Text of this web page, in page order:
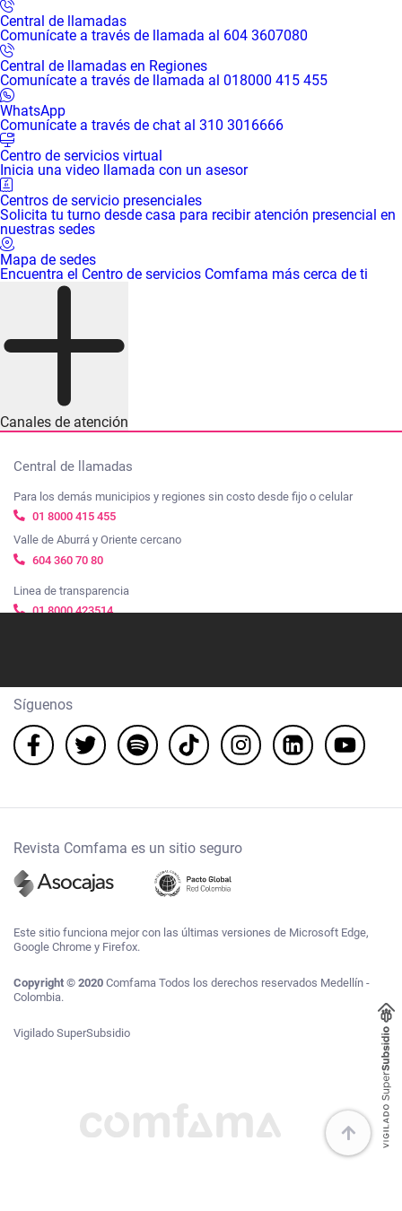
Central de llamadas
Comunícate a través de llamada al 604 3607080
Central de llamadas en Regiones
Comunícate a través de llamada al 018000 415 455
WhatsApp
Comunícate a través de chat al 310 3016666
Centro de servicios virtual
Inicia una video llamada con un asesor
Centros de servicio presenciales
Solicita tu turno desde casa para recibir atención presencial en
nuestras sedes
Mapa de sedes
Encuentra el Centro de servicios Comfama más cerca de ti
Canales de atención
Central de llamadas
Para los demás municipios y regiones sin costo desde fijo o celular
01 8000 415 455
Valle de Aburrá y Oriente cercano
604 360 70 80
Linea de transparencia
01 8000 423514
Síguenos
Revista Comfama es un sitio seguro
Este sitio funciona mejor con las últimas versiones de Microsoft Edge,
Google Chrome y Firefox.
Copyright © 2020 Comfama Todos los derechos reservados Medellín -
Colombia.
Vigilado SuperSubsidio